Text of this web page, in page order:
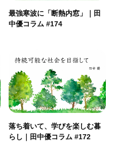
最強寒波に「断熱内窓」｜田
中優コラム #174
落ち着いて、学びを楽しむ暮
らし｜田中優コラム #172